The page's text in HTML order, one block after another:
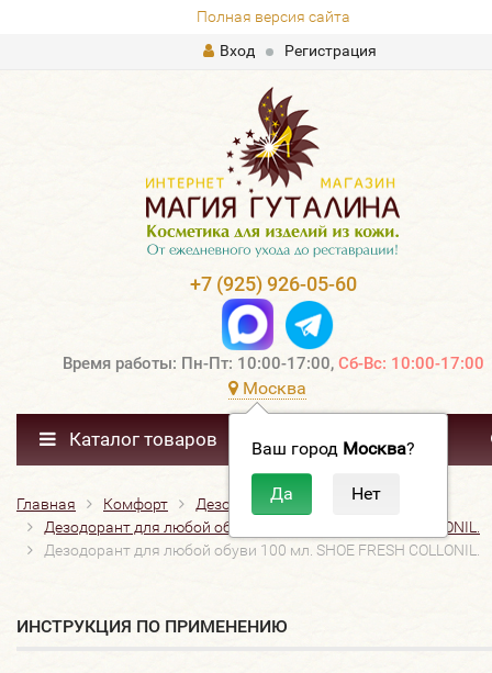
Полная версия сайта
Вход
Регистрация
+7 (925) 926-05-60
Время работы: Пн-Пт: 10:00-17:00, Сб-Вс: 10:00-17:00
Москва
Ваш город Москва?
Каталог товаров
Главная Комфорт
Дезодоранты для обуви
Дезодорант для любой обуви 100 мл. SHOE FRESH COLLONIL.
Дезодорант для любой обуви 100 мл. SHOE FRESH COLLONIL.
ИНСТРУКЦИЯ ПО ПРИМЕНЕНИЮ